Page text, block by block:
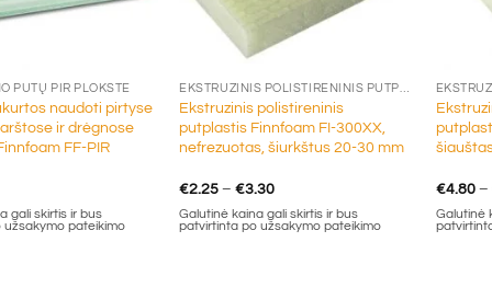
PUTŲ PIR PLOKŠTĖ
naudoti pirtyse
ir drėgnose
FF-PIR
gali skirtis ir bus
užsakymo pateikimo
EKSTRUZINIS POLISTIRENINIS PUTPLASTIS (XPS)
Ekstruzinis polistireninis
putplastis Finnfoam FI-300XX,
nefrezuotas, šiurkštus 20-30 mm
€2.25 – €3.30Price
€2.25
through
Galutinė kaina gali skirtis ir bus
patvirtinta po užsakymo pateikimo
€4.80 –
Galutinė